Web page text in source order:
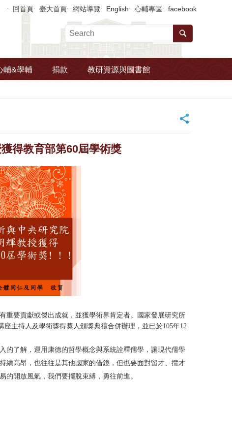
回首頁 臺大首頁 網站導覽 English 心輔專區 facebook
輔&學輔 捐款 教研資源與圖書館
_
得教育部第60屆學術獎
重要貢獻或傑出成就，並獲學術界肯定者。國家發展研究所
主持人及學術獎得獎人頒獎典禮合併辦理，並已於105年12
的了解，運用康德的哲學概念與系統詮釋儒學，讓現代儒學
續高昂，也往往是其他國家的借鏡，但也要面對留才、攬才
開放風氣，我們要擺脫束縛，勇往前進。